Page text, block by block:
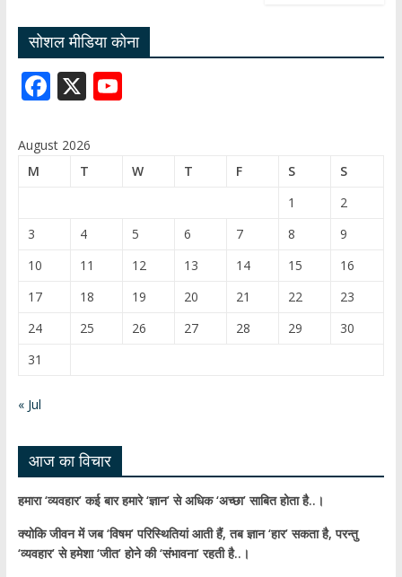
सोशल मीडिया कोना
F
e
X Y
T
b
e
C
h
a
August 2026
M
T W T F S
S
1
2
3
4 5 6 7 8
9
10
11 12 13 14 15
16
17
18 19 20 21 22
23
24
25 26 27 28 29
30
31
« Jul
आज का विचार
हमारा ‘व्यवहार’ कई बार हमारे ‘ज्ञान’ से अधिक ‘अच्छा’ साबित होता है..।
क्योकि जीवन में जब ‘विषम’ परिस्थितियां आती हैं,तब ज्ञान ‘हार’ सकता है,परन्तु
‘व्यवहार’ से हमेशा ‘जीत’ होने की ‘संभावना’ रहती है..।